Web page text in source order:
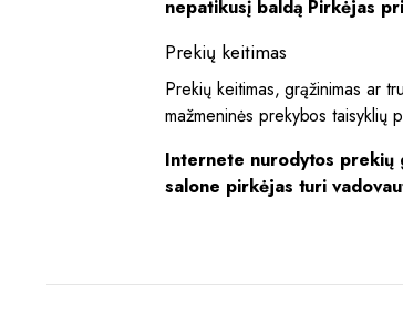
nepatikusį baldą Pirkėjas
Prekių keitimas
Prekių keitimas, grąžinimas ar
mažmeninės prekybos taisyklių
Internete nurodytos prekių
salone pirkėjas turi